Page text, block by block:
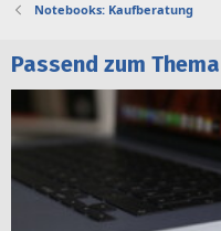
Notebooks: Kaufberatung
Passend zum Thema